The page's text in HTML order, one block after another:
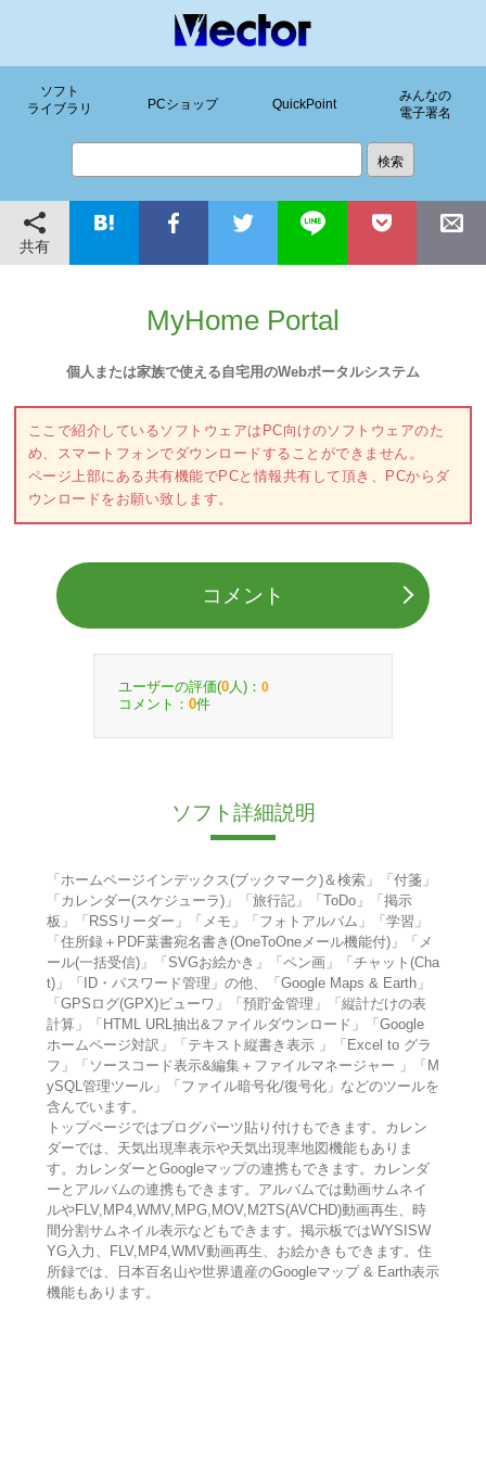
ソフト
ライブラリ
PCショップ QuickPoint
みんなの
電子署名
共有
MyHome Portal
個人または家族で使える自宅用のWebポータルシステム
ここで紹介しているソフトウェアはPC向けのソフトウェアのた
め、スマートフォンでダウンロードすることができません。
ページ上部にある共有機能でPCと情報共有して頂き、PCからダ
ウンロードをお願い致します。
コメント
ユーザーの評価(0 人)： 0
コメント： 0件
ソフト詳細説明
「ホームページインデックス(ブックマーク)＆検索」「付箋」
「カレンダー(スケジューラ)」「旅行記」「ToDo」「掲示
板」「RSSリーダー」「メモ」「フォトアルバム」「学習」
「住所録＋PDF葉書宛名書き(OneToOneメール機能付)」「メ
ール(一括受信)」「SVGお絵かき」「ペン画」「チャット(Cha
t)」「ID・パスワード管理」の他、「Google Maps & Earth」
「GPSログ(GPX)ビューワ」「預貯金管理」「縦計だけの表
計算」「HTML URL抽出&ファイルダウンロード」「Google
ホームページ対訳」「テキスト縦書き表示 」「Excel to グラ
フ」「ソースコード表示&編集＋ファイルマネージャー 」「M
ySQL管理ツール」「ファイル暗号化/復号化」などのツールを
含んでいます。
トップページではブログパーツ貼り付けもできます。カレン
ダーでは、天気出現率表示や天気出現率地図機能もありま
す。カレンダーとGoogleマップの連携もできます。カレンダ
ーとアルバムの連携もできます。アルバムでは動画サムネイ
ルやFLV,MP4,WMV,MPG,MOV,M2TS(AVCHD)動画再生、時
間分割サムネイル表示などもできます。掲示板ではWYSISW
YG入力、FLV,MP4,WMV動画再生、お絵かきもできます。住
所録では、日本百名山や世界遺産のGoogleマップ & Earth表示
機能もあります。